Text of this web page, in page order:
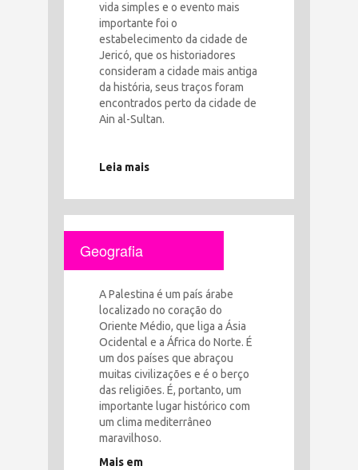
vida simples e o evento mais
importante foi o
estabelecimento da cidade de
Jericó, que os historiadores
consideram a cidade mais antiga
da história, seus traços foram
encontrados perto da cidade de
Ain al-Sultan.
Leia mais
Geografia
A Palestina é um país árabe
localizado no coração do
Oriente Médio, que liga a Ásia
Ocidental e a África do Norte. É
um dos países que abraçou
muitas civilizações e é o berço
das religiões. É, portanto, um
importante lugar histórico com
um clima mediterrâneo
maravilhoso.
Mais em